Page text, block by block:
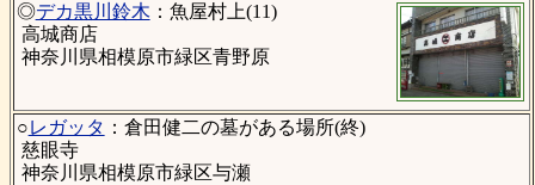
◎デカ黒川鈴木 ：魚屋村上(11)
高城商店
神奈川県相模原市緑区青野原
○レガッタ ：倉田健二の墓がある場所(終)
慈眼寺
神奈川県相模原市緑区与瀬